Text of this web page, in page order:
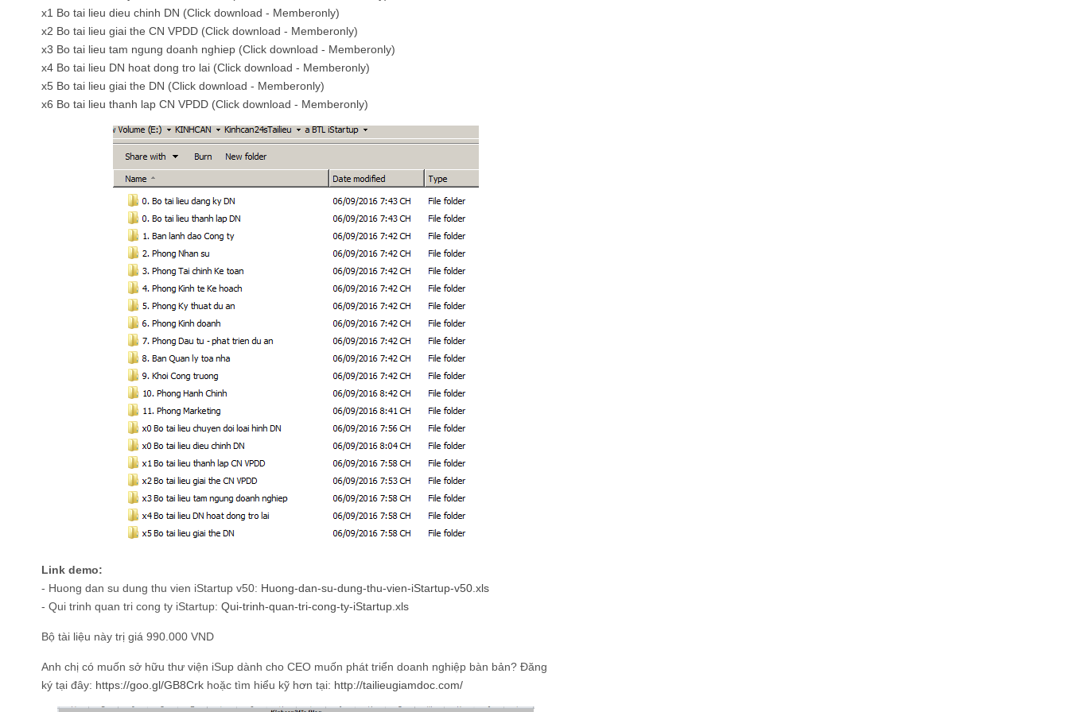
x1 Bo tai lieu dieu chinh DN (Click download - Memberonly)
x2 Bo tai lieu giai the CN VPDD (Click download - Memberonly)
x3 Bo tai lieu tam ngung doanh nghiep (Click download - Memberonly)
x4 Bo tai lieu DN hoat dong tro lai (Click download - Memberonly)
x5 Bo tai lieu giai the DN (Click download - Memberonly)
x6 Bo tai lieu thanh lap CN VPDD (Click download - Memberonly)
Link demo:
- Huong dan su dung thu vien iStartup v50: Huong-dan-su-dung-thu-vien-iStartup-v50.xls
- Qui trinh quan tri cong ty iStartup: Qui-trinh-quan-tri-cong-ty-iStartup.xls
Bộ tài liệu này trị giá 990.000 VND
Anh chị có muốn sở hữu thư viện iSup dành cho CEO muốn phát triển doanh nghiệp bàn bản? Đăng
ký tại đây: https://goo.gl/GB8Crk hoặc tìm hiểu kỹ hơn tại: http://tailieugiamdoc.com/